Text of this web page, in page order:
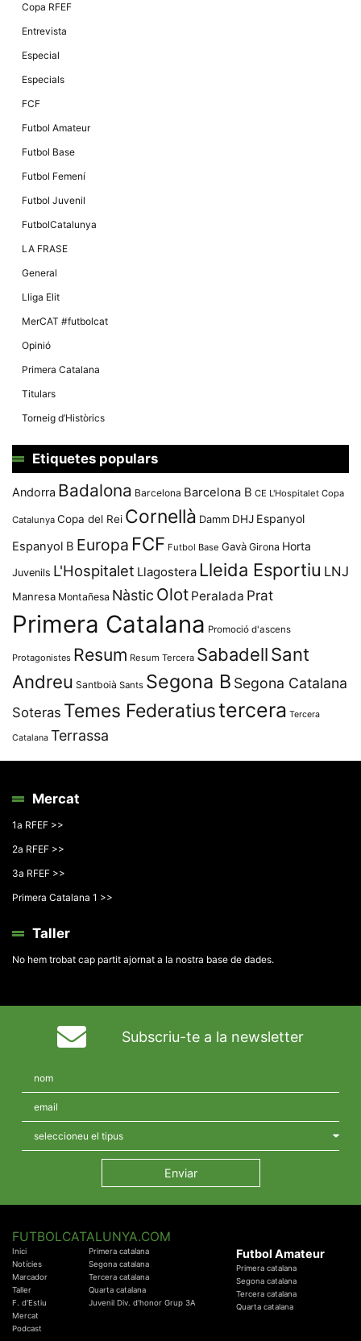
Copa RFEF
Entrevista
Especial
Especials
FCF
Futbol Amateur
Futbol Base
Futbol Femení
Futbol Juvenil
FutbolCatalunya
LA FRASE
General
Lliga Elit
MerCAT #futbolcat
Opinió
Primera Catalana
Titulars
Torneig d’Històrics
Etiquetes populars
Andorra Badalona Barcelona Barcelona B CE L'Hospitalet Copa
Catalunya Copa del Rei Cornellà Damm DHJ Espanyol
Espanyol B Europa FCF Futbol Base Gavà Girona Horta
Juvenils L'Hospitalet Llagostera Lleida Esportiu LNJ
Manresa Montañesa Nàstic Olot Peralada Prat
Primera Catalana Promoció d'ascens
Protagonistes Resum Resum Tercera SabadellSant
Andreu Santboià Sants Segona B Segona Catalana
Soteras Temes Federatiustercera Tercera
Catalana Terrassa
Mercat
1a RFEF >>
2a RFEF >>
3a RFEF >>
Primera Catalana 1 >>
Taller
No hem trobat cap partit ajornat a la nostra base de dades.
Subscriu-te a la newsletter
FUTBOLCATALUNYA.COM
Inici
Notícies
Marcador
Taller
F. d'Estiu
Mercat
Podcast
Primera catalana
Segona catalana
Tercera catalana
Quarta catalana
Juvenil Div. d'honor Grup 3A
Futbol Amateur
Primera catalana
Segona catalana
Tercera catalana
Quarta catalana